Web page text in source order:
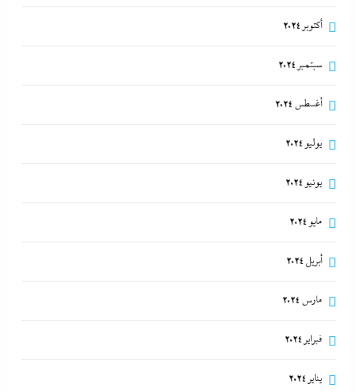
أكتوبر 2024
سبتمبر 2024
أغسطس 2024
يوليو 2024
يونيو 2024
مايو 2024
أبريل 2024
مارس 2024
فبراير 2024
يناير 2024